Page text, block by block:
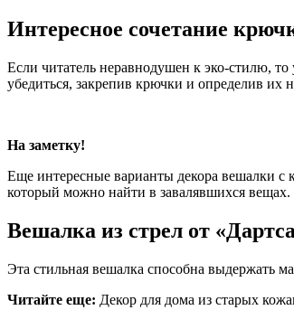
Интересное сочетание
Если читатель неравнодушен к эко-стилю,
убедиться, закрепив крючки и определив их
На заметку!
Еще интересные варианты декора вешалки
который можно найти в завалявшихся вещах.
Вешалка из стрел от
Эта стильная вешалка способна выдержать
Читайте еще: Декор для дома из старых